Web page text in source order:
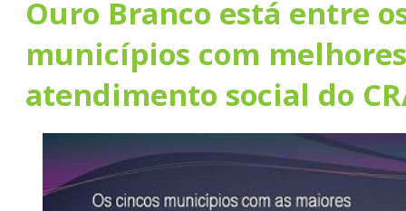
Ouro Branco está entre
municípios com
atendimento social do